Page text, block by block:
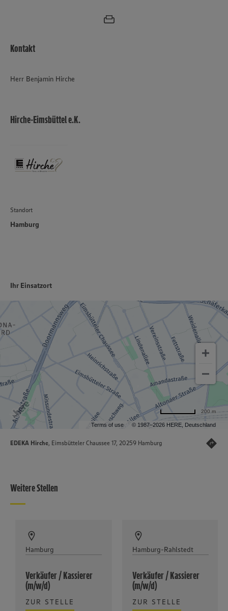
Kontakt
Herr Benjamin Hirche
Hirche-Eimsbüttel e.K.
Standort
Hamburg
Ihr Einsatzort
Terms of use © 1987–2026 HERE, Deutschland
200 m
EDEKA Hirche, Eimsbütteler Chaussee 17, 20259 Hamburg
Weitere Stellen
Hamburg
Verkäufer / Kassierer
(m/w/d)
ZUR STELLE
Hamburg-Rahlstedt
Verkäufer / Kassierer
(m/w/d)
ZUR STELLE